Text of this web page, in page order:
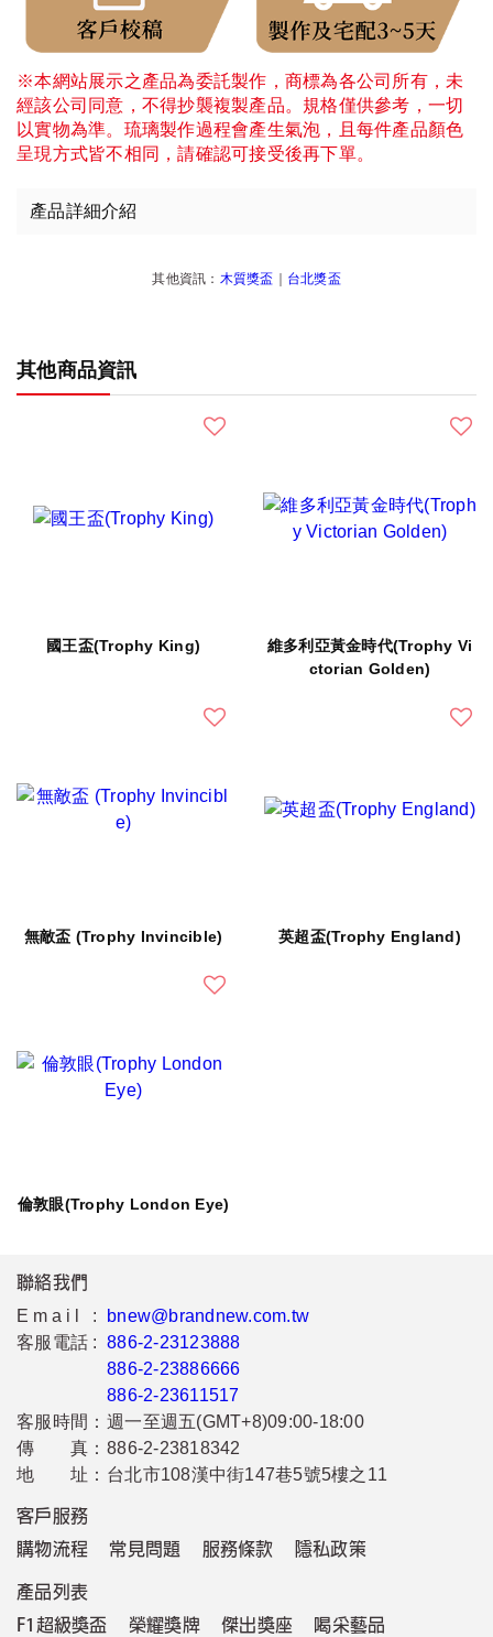
※本網站展示之產品為委託製作，商標為各公司所有，未
經該公司同意，不得抄襲複製產品。規格僅供參考，一切
以實物為準。琉璃製作過程會產生氣泡，且每件產品顏色
呈現方式皆不相同，請確認可接受後再下單。
產品詳細介紹
其他資訊： 木質獎盃 台北獎盃
其他商品資訊
國王盃(Trophy King)
維多利亞黃金時代(Trophy Vi
ctorian Golden)
無敵盃 (Trophy Invincible) 英超盃(Trophy England)
倫敦眼(Trophy London Eye)
聯絡我們
Email :
bnew@brandnew.com.tw
客服電話 : 886-2-23123888
886-2-23886666
886-2-23611517
客服時間： 週一至週五(GMT+8)09:00-18:00
傳 真： 886-2-23818342
地 址： 台北市108漢中街147巷5號5樓之11
客戶服務
購物流程
常見問題 服務條款 隱私政策
產品列表
F1超級獎盃
榮耀獎牌 傑出獎座 喝采藝品